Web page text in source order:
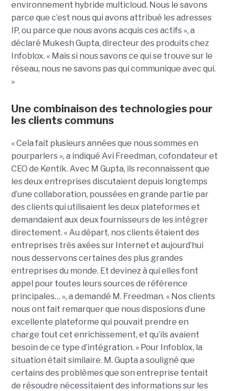
environnement hybride multicloud. Nous le savons
parce que c’est nous qui avons attribué les adresses
IP, ou parce que nous avons acquis ces actifs », a
déclaré Mukesh Gupta, directeur des produits chez
Infoblox. « Mais si nous savons ce qui se trouve sur le
réseau, nous ne savons pas qui communique avec qui.
»
Une combinaison des technologies pour
les clients communs
« Cela fait plusieurs années que nous sommes en
pourparlers », a indiqué Avi Freedman, cofondateur et
CEO de Kentik. Avec M Gupta, ils reconnaissent que
les deux entreprises discutaient depuis longtemps
d’une collaboration, poussées en grande partie par
des clients qui utilisaient les deux plateformes et
demandaient aux deux fournisseurs de les intégrer
directement. « Au départ, nos clients étaient des
entreprises très axées sur Internet et aujourd’hui
nous desservons certaines des plus grandes
entreprises du monde. Et devinez à qui elles font
appel pour toutes leurs sources de référence
principales… », a demandé M. Freedman. « Nos clients
nous ont fait remarquer que nous disposions d’une
excellente plateforme qui pouvait prendre en
charge tout cet enrichissement, et qu’ils avaient
besoin de ce type d’intégration. » Pour Infoblox, la
situation était similaire. M. Gupta a souligné que
certains des problèmes que son entreprise tentait
de résoudre nécessitaient des informations sur les